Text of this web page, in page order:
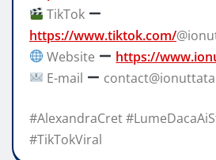
TikTok
https://www.tiktok.com/
Website
https://
E-mail
#AlexandraCret
#TikTokViral